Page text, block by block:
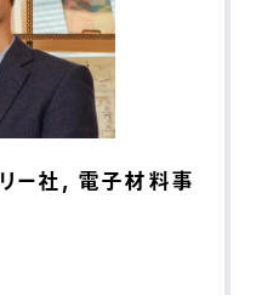
ー社, 電子材料事